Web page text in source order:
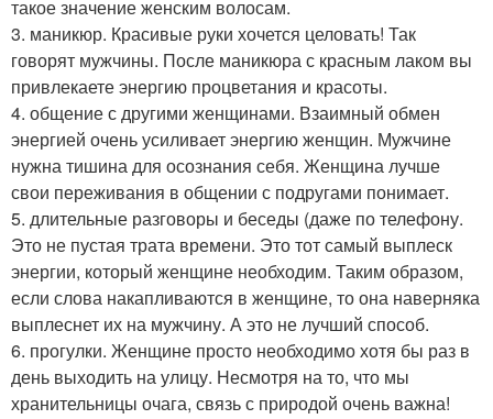
такое значение женским волосам.
3. маникюр. Красивые руки хочется целовать! Так
говорят мужчины. После маникюра с красным лаком вы
привлекаете энергию процветания и красоты.
4. общение с другими женщинами. Взаимный обмен
энергией очень усиливает энергию женщин. Мужчине
нужна тишина для осознания себя. Женщина лучше
свои переживания в общении с подругами понимает.
5. длительные разговоры и беседы (даже по телефону.
Это не пустая трата времени. Это тот самый выплеск
энергии, который женщине необходим. Таким образом,
если слова накапливаются в женщине, то она наверняка
выплеснет их на мужчину. А это не лучший способ.
6. прогулки. Женщине просто необходимо хотя бы раз в
день выходить на улицу. Несмотря на то, что мы
хранительницы очага, связь с природой очень важна!